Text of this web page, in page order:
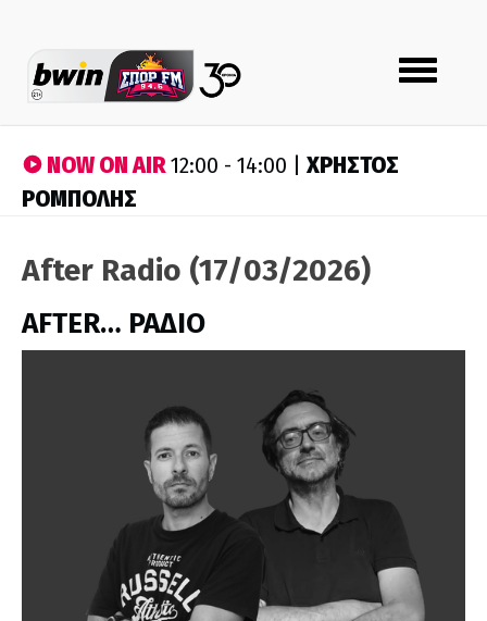
Toggle
navigation
NOW ON AIR12:00 - 14:00 | ΧΡΗΣΤΟΣ
ΡΟΜΠΟΛΗΣ
After Radio (17/03/2026)
AFTER… ΡΑΔΙΟ